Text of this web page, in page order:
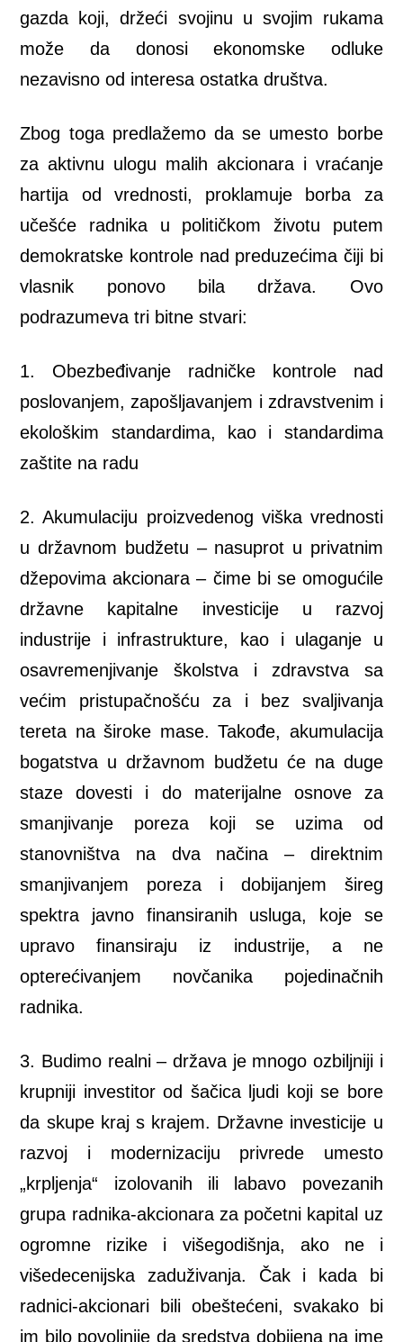
gazda koji, držeći svojinu u svojim rukama
može da donosi ekonomske odluke
nezavisno od interesa ostatka društva.
Zbog toga predlažemo da se umesto borbe
za aktivnu ulogu malih akcionara i vraćanje
hartija od vrednosti, proklamuje borba za
učešće radnika u političkom životu putem
demokratske kontrole nad preduzećima čiji bi
vlasnik ponovo bila država. Ovo
podrazumeva tri bitne stvari:
1. Obezbeđivanje radničke kontrole nad
poslovanjem, zapošljavanjem i zdravstvenim i
ekološkim standardima, kao i standardima
zaštite na radu
2. Akumulaciju proizvedenog viška vrednosti
u državnom budžetu – nasuprot u privatnim
džepovima akcionara – čime bi se omogućile
državne kapitalne investicije u razvoj
industrije i infrastrukture, kao i ulaganje u
osavremenjivanje školstva i zdravstva sa
većim pristupačnošću za i bez svaljivanja
tereta na široke mase. Takođe, akumulacija
bogatstva u državnom budžetu će na duge
staze dovesti i do materijalne osnove za
smanjivanje poreza koji se uzima od
stanovništva na dva načina – direktnim
smanjivanjem poreza i dobijanjem šireg
spektra javno finansiranih usluga, koje se
upravo finansiraju iz industrije, a ne
opterećivanjem novčanika pojedinačnih
radnika.
3. Budimo realni – država je mnogo ozbiljniji i
krupniji investitor od šačica ljudi koji se bore
da skupe kraj s krajem. Državne investicije u
razvoj i modernizaciju privrede umesto
„krpljenja“ izolovanih ili labavo povezanih
grupa radnika-akcionara za početni kapital uz
ogromne rizike i višegodišnja, ako ne i
višedecenijska zaduživanja. Čak i kada bi
radnici-akcionari bili obeštećeni, svakako bi
im bilo povoljnije da sredstva dobijena na ime